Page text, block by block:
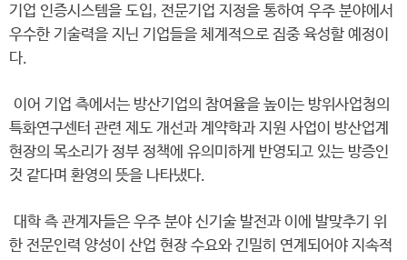
기업 인증시스템을 도입, 전문기업 지정을 통하여 우주 분야에서
우수한 기술력을 지닌 기업들을 체계적으로 집중 육성할 예정이
다.
이어 기업 측에서는 방산기업의 참여율을 높이는 방위사업청의
특화연구센터 관련 제도 개선과 계약학과 지원 사업이 방산업계
현장의 목소리가 정부 정책에 유의미하게 반영되고 있는 방증인
것 같다며 환영의 뜻을 나타냈다.
대학 측 관계자들은 우주 분야 신기술 발전과 이에 발맞추기 위
한 전문인력 양성이 산업 현장 수요와 긴밀히 연계되어야 지속적